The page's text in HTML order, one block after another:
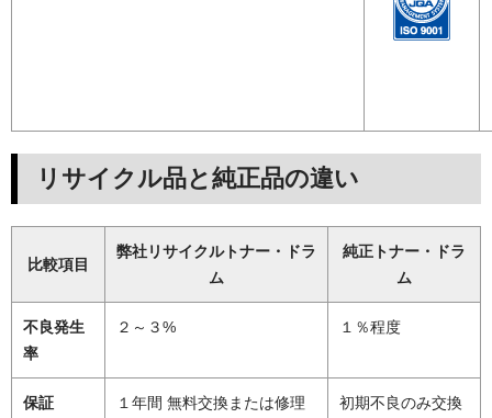
リサイクル品と純正品の違い
比較項目
弊社リサイクルトナー・ドラ
ム
純正トナー・ドラ
ム
不良発生
率
２～３% １％程度
保証 １年間 無料交換または修理 初期不良のみ交換